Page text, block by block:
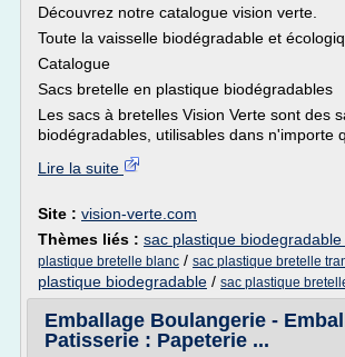
Découvrez notre catalogue vision verte.
Toute la vaisselle biodégradable et
Catalogue
Sacs bretelle en plastique biodégradables
Les sacs à bretelles Vision Verte sont des
biodégradables, utilisables dans n'importe
Lire la suite
Site : vision-verte.com
Thèmes liés : sac plastique
plastique bretelle blanc / sac plastique bretelle
plastique biodegradable / sac plastique
Emballage Boulangerie -
Patisserie : Papeterie ...